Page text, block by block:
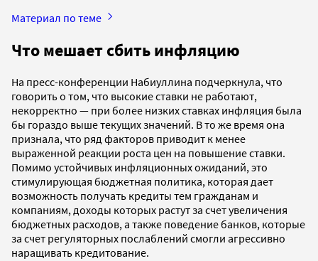
Материал по теме
Что мешает сбить инфляцию
На пресс-конференции Набиуллина подчеркнула, что
говорить о том, что высокие ставки не работают,
некорректно — при более низких ставках инфляция была
бы гораздо выше текущих значений. В то же время она
признала, что ряд факторов приводит к менее
выраженной реакции роста цен на повышение ставки.
Помимо устойчивых инфляционных ожиданий, это
стимулирующая бюджетная политика, которая дает
возможность получать кредиты тем гражданам и
компаниям, доходы которых растут за счет увеличения
бюджетных расходов, а также поведение банков, которые
за счет регуляторных послаблений смогли агрессивно
наращивать кредитование.